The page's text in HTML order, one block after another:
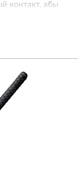
контакт, абы
поломать.